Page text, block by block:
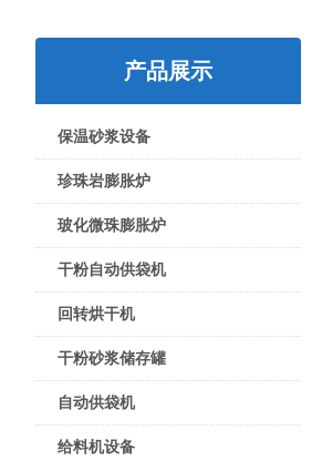
产品展示
保温砂浆设备
珍珠岩膨胀炉
玻化微珠膨胀炉
干粉自动供袋机
回转烘干机
干粉砂浆储存罐
自动供袋机
给料机设备